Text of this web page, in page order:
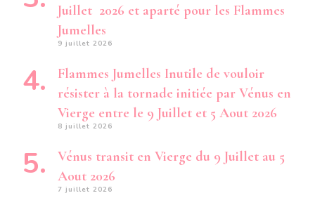
Juillet 2026 et aparté pour les Flammes
Jumelles
9 juillet 2026
Flammes Jumelles Inutile de vouloir
résister à la tornade initiée par Vénus en
Vierge entre le 9 Juillet et 5 Aout 2026
8 juillet 2026
Vénus transit en Vierge du 9 Juillet au 5
Aout 2026
7 juillet 2026